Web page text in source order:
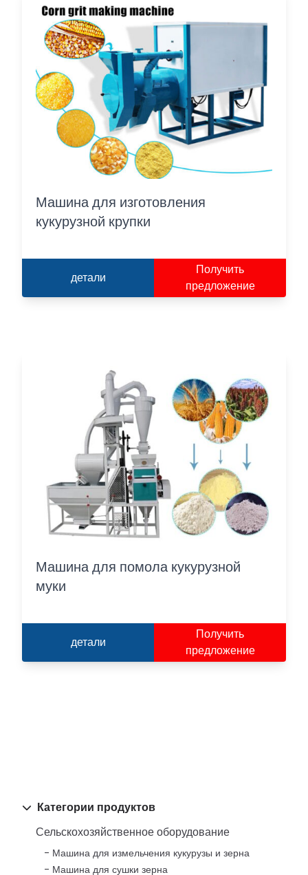
Категории продуктов
Сельскохозяйственное оборудование
Машина для измельчения кукурузы и зерна
Машина для сушки зерна
Машина для изготовления
кукурузной крупки
детали
Получить
предложение
Машина для помола кукурузной
муки
детали
Получить
предложение